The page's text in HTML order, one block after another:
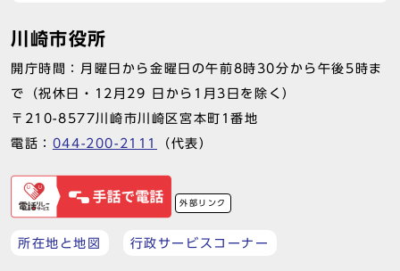
川崎市役所
開庁時間：月曜日から金曜日の午前8時30分から午後5時ま
で（祝休日・12月29 日から1月3日を除く）
〒210-8577川崎市川崎区宮本町1番地
電話： 044-200-2111 （代表）
外部リンク
所在地と地図 行政サービスコーナー